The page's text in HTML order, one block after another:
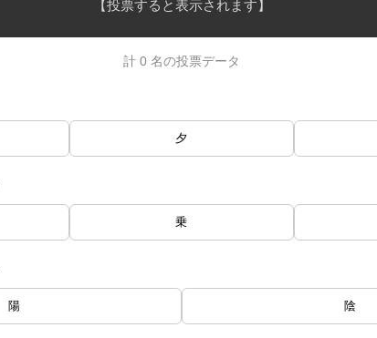
【投票すると表示されます】
計 0 名の投票データ
夕
乗
陽 陰